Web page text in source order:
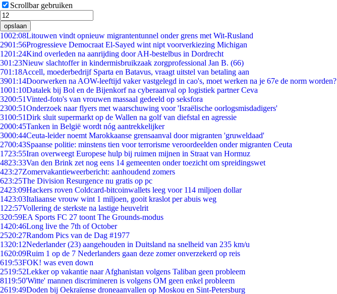
Scrollbar gebruiken
opslaan
1002:08Litouwen vindt opnieuw migrantentunnel onder grens met Wit-Rusland
2901:56Progressieve Democraat El-Sayed wint nipt voorverkiezing Michigan
1201:24Kind overleden na aanrijding door AH-bestelbus in Dordrecht
301:23Nieuw slachtoffer in kindermisbruikzaak zorgprofessional Jan B. (66)
701:18Accell, moederbedrijf Sparta en Batavus, vraagt uitstel van betaling aan
3901:14Doorwerken na AOW-leeftijd vaker vastgelegd in cao's, moet werken na je 67e de norm worden?
1001:10Datalek bij Bol en de Bijenkorf na cyberaanval op logistiek partner Ceva
3200:51Vinted-foto's van vrouwen massaal gedeeld op seksfora
2300:51Onderzoek naar flyers met waarschuwing voor 'Israëlische oorlogsmisdadigers'
3100:51Dirk sluit supermarkt op de Wallen na golf van diefstal en agressie
2000:45Tanken in België wordt nóg aantrekkelijker
3000:44Ceuta-leider noemt Marokkaanse grensaanval door migranten 'gruweldaad'
2700:43Spaanse politie: minstens tien voor terrorisme veroordeelden onder migranten Ceuta
1723:55Iran overweegt Europese hulp bij ruimen mijnen in Straat van Hormuz
4823:33Van den Brink zet nog eens 14 gemeenten onder toezicht om spreidingswet
423:27Zomervakantieweerbericht: aanhoudend zomers
623:25The Division Resurgence nu gratis op pc
2423:09Hackers roven Coldcard-bitcoinwallets leeg voor 114 miljoen dollar
1423:03Italiaanse vrouw wint 1 miljoen, gooit kraslot per abuis weg
1 22:57Vollering de sterkste na lastige heuvelrit
320:59EA Sports FC 27 toont The Grounds-modus
1420:46Long live the 7th of October
2520:27Random Pics van de Dag #1977
1320:12Nederlander (23) aangehouden in Duitsland na snelheid van 235 km/u
1620:09Ruim 1 op de 7 Nederlanders gaan deze zomer onverzekerd op reis
619:53FOK! was even down
2519:52Lekker op vakantie naar Afghanistan volgens Taliban geen probleem
8119:50'Witte' mannen discrimineren is volgens OM geen enkel probleem
2619:49Doden bij Oekraïense droneaanvallen op Moskou en Sint-Petersburg